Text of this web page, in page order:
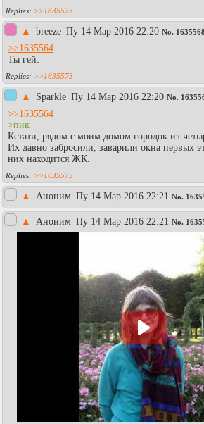
>>1635573
▲ breeze Пy 14 Мар 2016 22:20 No. 1635568
>>1635564
Ты гей.
>>1635573
▲ Sparkle Пy 14 Мар 2016 22:20 No.
>>1635564
>пик
Кстати, рядом с моим домом городок из
Их давно забросили, заварили окна первых
них находится ЖК.
>>1635573
▲ Аноним Пy 14 Мар 2016 22:21 No.
▲ Аноним Пy 14 Мар 2016 22:21 No.